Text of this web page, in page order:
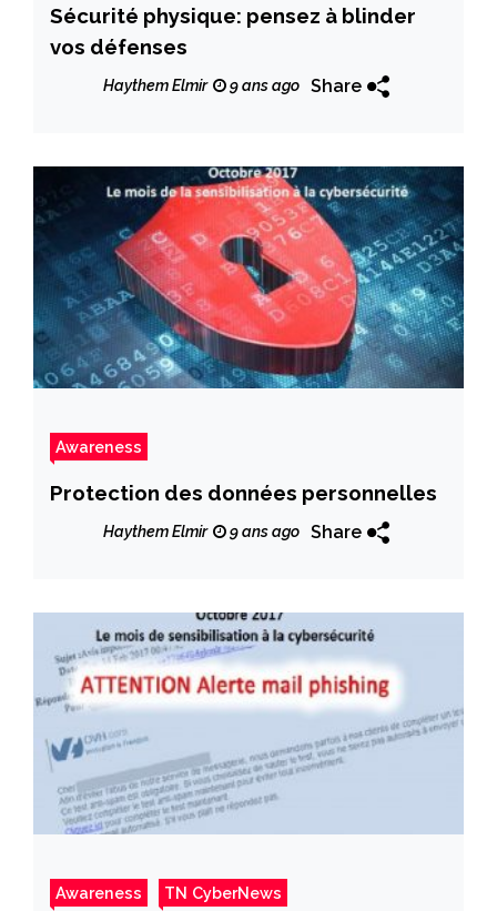
Sécurité physique: pensez à blinder
vos défenses
Haythem Elmir 9 ans ago Share
Awareness
Protection des données personnelles
Haythem Elmir 9 ans ago Share
Awareness TN CyberNews